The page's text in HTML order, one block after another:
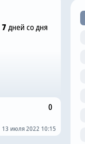
7дней со дня
0
13 июля 2022 10:15